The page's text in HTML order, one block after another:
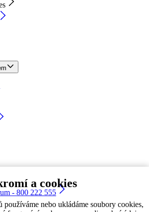
a cookies
používáme nebo ukládáme soubory cookies,
- 800 222 555